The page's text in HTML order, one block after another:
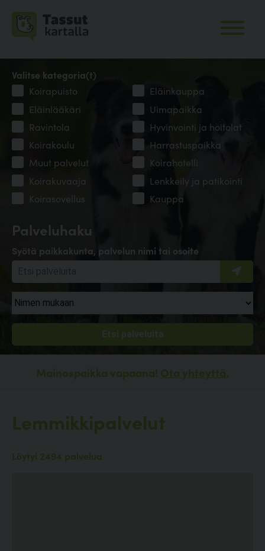
Palveluhaku
Syötä paikkakunta, palvelun nimi tai osoite
Valitse kategoria(t)
Koirapuisto
Eläinkauppa
Eläinlääkäri
Uimapaikka
Ravintola
Hyvinvointi ja hoitolat
Koirakoulu
Harrastuspaikka
Muut palvelut
Koirahotelli
Koirakuvaaja
Lenkkeily ja patikointi
Koirasovellus
Kauppa
Mainospaikka vapaana! Ota yhteyttä.
Lemmikkipalvelut
Löytyi 2494 palvelua